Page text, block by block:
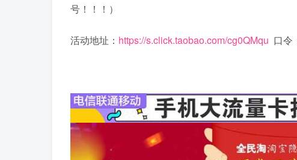
号！！！）
活动地址： https://s.click.taobao.com/cg0QMqu 口令